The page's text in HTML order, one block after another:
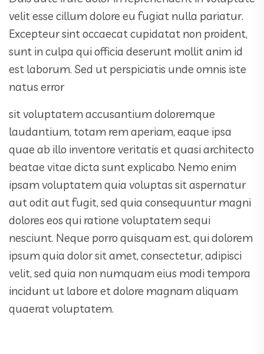
velit esse cillum dolore eu fugiat nulla pariatur.
Excepteur sint occaecat cupidatat non proident,
sunt in culpa qui officia deserunt mollit anim id
est laborum. Sed ut perspiciatis unde omnis iste
natus error
sit voluptatem accusantium doloremque
laudantium, totam rem aperiam, eaque ipsa
quae ab illo inventore veritatis et quasi architecto
beatae vitae dicta sunt explicabo. Nemo enim
ipsam voluptatem quia voluptas sit aspernatur
aut odit aut fugit, sed quia consequuntur magni
dolores eos qui ratione voluptatem sequi
nesciunt. Neque porro quisquam est, qui dolorem
ipsum quia dolor sit amet, consectetur, adipisci
velit, sed quia non numquam eius modi tempora
incidunt ut labore et dolore magnam aliquam
quaerat voluptatem.